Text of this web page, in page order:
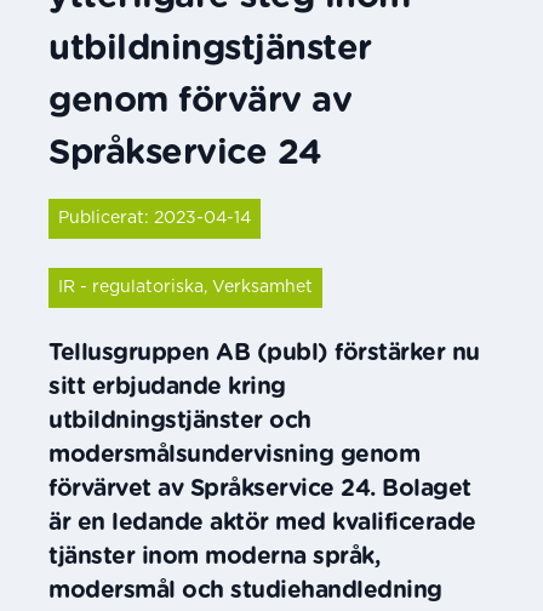
utbildningstjänster
genom förvärv av
Språkservice 24
Publicerat: 2023-04-14
IR - regulatoriska, Verksamhet
Tellusgruppen AB (publ) förstärker nu
sitt erbjudande kring
utbildningstjänster och
modersmålsundervisning genom
förvärvet av Språkservice 24. Bolaget
är en ledande aktör med kvalificerade
tjänster inom moderna språk,
modersmål och studiehandledning